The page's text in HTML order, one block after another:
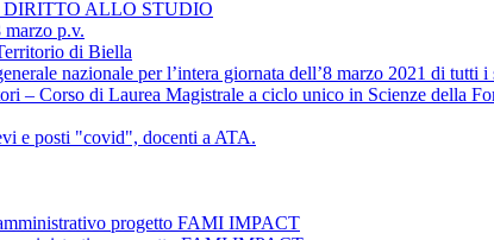
DIRITTO ALLO STUDIO
marzo p.v.
di Biella
nazionale per l’intera giornata dell’8 marzo 2021 di
– Corso di Laurea Magistrale a ciclo unico in Scienze della
e posti "covid", docenti a ATA.
progetto FAMI IMPACT